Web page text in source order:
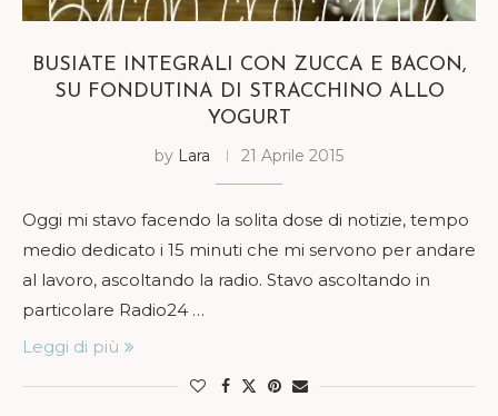
BUSIATE INTEGRALI CON ZUCCA E BACON,
SU FONDUTINA DI STRACCHINO ALLO
YOGURT
by Lara 21 Aprile 2015
Oggi mi stavo facendo la solita dose di notizie, tempo
medio dedicato i 15 minuti che mi servono per andare
al lavoro, ascoltando la radio. Stavo ascoltando in
particolare Radio24 …
Leggi di più